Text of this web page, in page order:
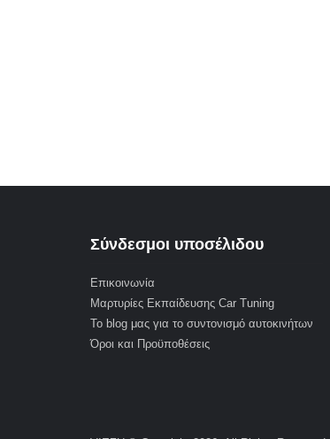
Σύνδεσμοι υποσέλιδου
Επικοινωνία
Μαρτυρίες Εκπαίδευσης Car Tuning
Το blog μας για το συντονισμό αυτοκινήτων
Όροι και Προϋποθέσεις